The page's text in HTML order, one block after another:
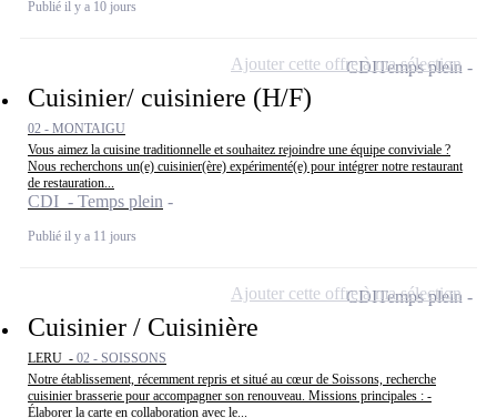
Publié il y a 10 jours
Cuisinier/ cuisiniere (H/F)
02 - MONTAIGU
Vous aimez la cuisine traditionnelle et souhaitez rejoindre une équipe conviviale ?
Nous recherchons un(e) cuisinier(ère) expérimenté(e) pour intégrer notre restaurant
de restauration...
CDI - Temps plein
Publié il y a 11 jours
CDITemps plein
Ajouter cette offre à ma sélection
Cuisinier / Cuisinière
LERU - 02 - SOISSONS
Notre établissement, récemment repris et situé au cœur de Soissons, recherche
cuisinier brasserie pour accompagner son renouveau. Missions principales : -
Élaborer la carte en collaboration avec le...
CDITemps plein
Ajouter cette offre à ma sélection